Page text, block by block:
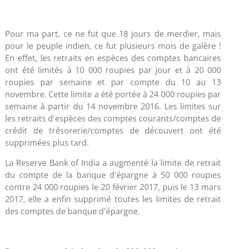
Pour ma part, ce ne fut que 18 jours de merdier, mais
pour le peuple indien, ce fut plusieurs mois de galère !
En effet, les retraits en espèces des comptes bancaires
ont été limités à 10 000 roupies par jour et à 20 000
roupies par semaine et par compte du 10 au 13
novembre. Cette limite a été portée à 24 000 roupies par
semaine à partir du 14 novembre 2016. Les limites sur
les retraits d'espèces des comptes courants/comptes de
crédit de trésorerie/comptes de découvert ont été
supprimées plus tard.
La Reserve Bank of India a augmenté la limite de retrait
du compte de la banque d'épargne à 50 000 roupies
contre 24 000 roupies le 20 février 2017, puis le 13 mars
2017, elle a enfin supprimé toutes les limites de retrait
des comptes de banque d'épargne.